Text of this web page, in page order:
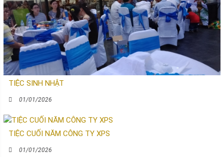
TIỆC SINH NHẬT
01/01/2026
TIỆC CUỐI NĂM CÔNG TY XPS
01/01/2026